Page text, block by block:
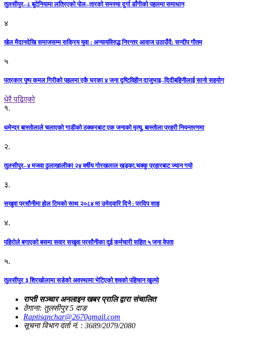
तुलसीपुर–८ बुटेनियामा लत्रिएको पोल–तारको समस्या दुर्गा डाँगीको पहलमा समाधान
४
खेल मैदानदेखि समाजसम्म सक्रिय युवा : अन्यायविरुद्ध निरन्तर आवाज उठाउँदै: सन्दीप गौतम
५
पत्रकार पुष्प कमल गिरीको पहलमा एकै घरका ४ जना दृष्टिविहीन दाजुभाइ–दिदीबहिनीलाई सानो सहयोग
धेरै पढिएको
१.
धमेन्द्र बास्तोलाले चलाएको गाडीको ठक्करबाट एक जनाको मृत्यु, बास्तोला प्रहरी नियन्त्रणमा
२.
तुलसीपुर–४ मजवा ठुलाखालीका २४ वर्षीय गोरखलाल खड्का.चक्कु प्रहारबाट ज्यान गयो
३.
सखुवा प्रसौनीमा होल टिमको साथ २०८४ मा उमेदवारि दिने : प्रदिप साह
४.
पहिराेले बगाएकाे बसमा सवार सखुवा प्रसाैनीका दुई कर्मचारी सहित ५ जना वेपता
५.
तुलसीपुर ३ शिरखोलामा सडेको अवस्थामा भेटिएको शवको पहिचान खुल्यो
राप्ती सञ्चार अनलाइन खबर प्रालि द्वारा संचालित
ठेगाना: तुलसीपुर 5 दाङ
Raptisanchar@2670gmail.com
सूचना विभाग दर्ता नं. : 3689/2079/2080